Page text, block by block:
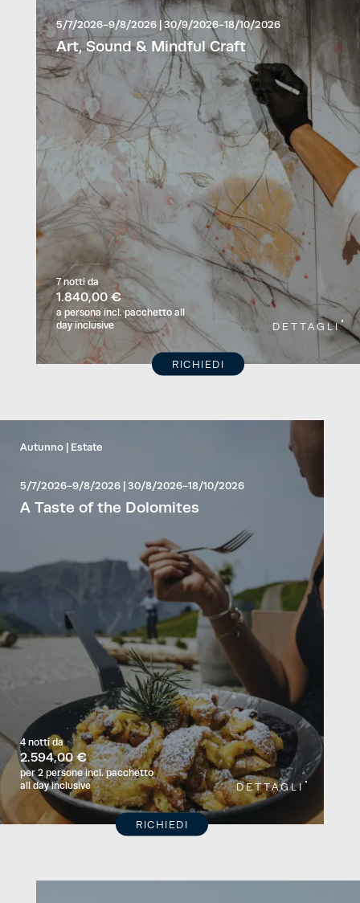
5/7/2026-9/8/2026 |30/9/2026-18/10/2026
Art, Sound & Mindful Craft
7 nottida
1.840,00 €
a persona incl. pacchetto all
day inclusive
DETTAGLI
RICHIEDI
Autunno Estate
5/7/2026-9/8/2026 | 30/8/2026-18/10/2026
A Taste of the Dolomites
4 nottida
2.594,00 €
per 2 persone incl. pacchetto
all day inclusive
DETTAGLI
RICHIEDI